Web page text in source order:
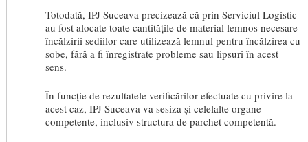
Totodată, IPJ Suceava precizează că prin Serviciul Logistic
au fost alocate toate cantitățile de material lemnos necesare
încălzirii sediilor care utilizează lemnul pentru încălzirea cu
sobe, fără a fi înregistrate probleme sau lipsuri în acest
sens.
În funcție de rezultatele verificărilor efectuate cu privire la
acest caz, IPJ Suceava va sesiza și celelalte organe
competente, inclusiv structura de parchet competentă.